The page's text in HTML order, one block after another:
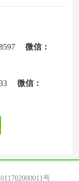
微信：
微信：
号